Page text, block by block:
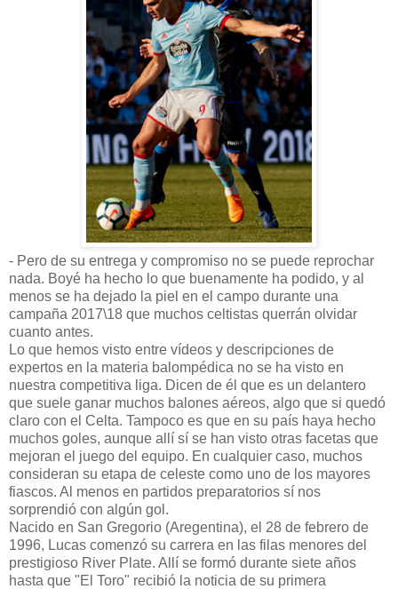
- Pero de su entrega y compromiso no se puede reprochar
nada. Boyé ha hecho lo que buenamente ha podido, y al
menos se ha dejado la piel en el campo durante una
campaña 2017\18 que muchos celtistas querrán olvidar
cuanto antes.
Lo que hemos visto entre vídeos y descripciones de
expertos en la materia balompédica no se ha visto en
nuestra competitiva liga. Dicen de él que es un delantero
que suele ganar muchos balones aéreos, algo que si quedó
claro con el Celta. Tampoco es que en su país haya hecho
muchos goles, aunque allí sí se han visto otras facetas que
mejoran el juego del equipo. En cualquier caso, muchos
consideran su etapa de celeste como uno de los mayores
fiascos. Al menos en partidos preparatorios sí nos
sorprendió con algún gol.
Nacido en San Gregorio (Aregentina), el 28 de febrero de
1996, Lucas comenzó su carrera en las filas menores del
prestigioso River Plate. Allí se formó durante siete años
hasta que "El Toro" recibió la noticia de su primera